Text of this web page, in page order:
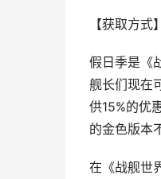
【获取方式】
假日季是《
舰长们现在
供15%的优
的金色版本
在《战舰世